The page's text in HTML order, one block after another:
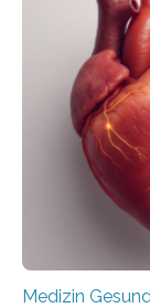
aus Gewebe
sogenannte
vorab zu
wirken. Dabei
als Biomarker
dienen
häufigsten
Medizin